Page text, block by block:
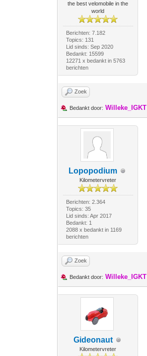
the best velomobile in the
world
Berichten: 7.182
Topics: 131
Lid sinds: Sep 2020
Bedankt: 15599
12271 x bedankt in 5763
berichten
Zoek
Bedankt door: Willeke_IGKT
Lopopodium
Kilometervreter
Berichten: 2.364
Topics: 35
Lid sinds: Apr 2017
Bedankt: 1
2088 x bedankt in 1169
berichten
Zoek
Bedankt door: Willeke_IGKT
Gideonaut
Kilometervreter